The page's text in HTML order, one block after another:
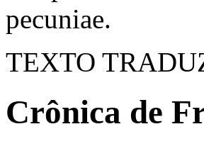
pecuniae.
TEXTO
Crônica de